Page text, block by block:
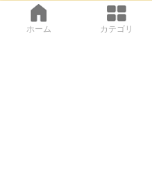
ホーム カテゴリ